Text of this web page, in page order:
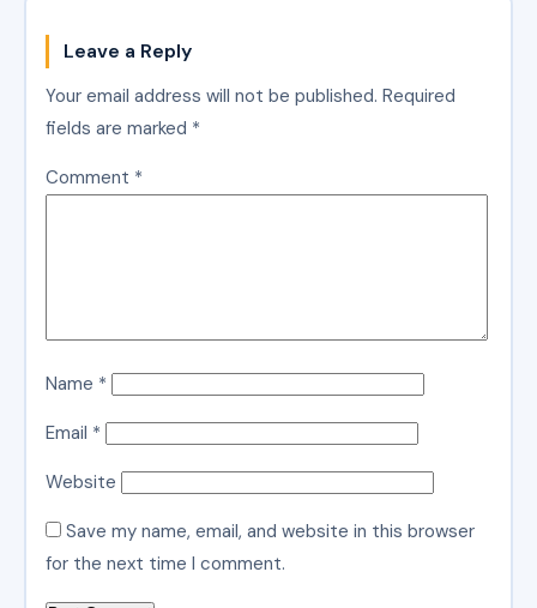
Leave a Reply
Your email address will not be published. Required
fields are marked *
Comment *
Name *
Email *
Website
Save my name, email, and website in this browser
for the next time I comment.